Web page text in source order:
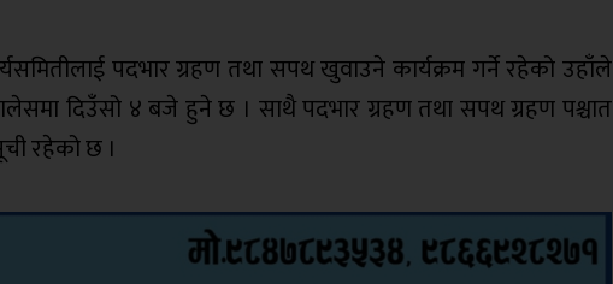
पदभार ग्रहण तथा सपथ खुवाउने कार्यक्रम गर्ने रहेको उहाँले
दिउँसो ४ बजे हुने छ । साथै पदभार ग्रहण तथा सपथ ग्रहण पश्चात
रहेको छ ।